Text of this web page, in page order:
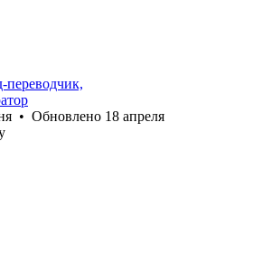
переводчик,
• Обновлено 18 апреля